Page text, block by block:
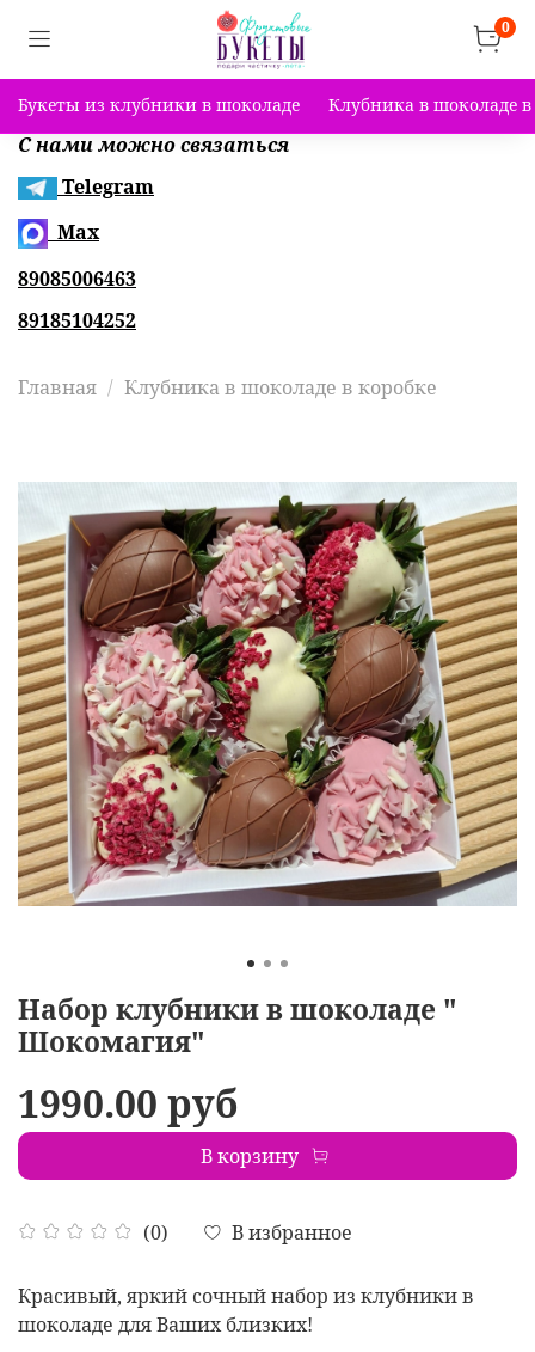
0
Букеты из клубники в шоколаде Клубника в шоколаде в
С нами можно связаться
Telegram
Max
89085006463
89185104252
Главная Клубника в шоколаде в коробке
Набор клубники в шоколаде "
Шокомагия"
(0) В избранное
1990.00 руб
В корзину
Красивый, яркий сочный набор из клубники в
шоколаде для Ваших близких!